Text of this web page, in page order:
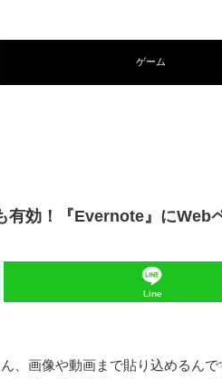
ゲーム
効！『Evernote』にWeb
Line
、画像や動画まで貼り込めるん